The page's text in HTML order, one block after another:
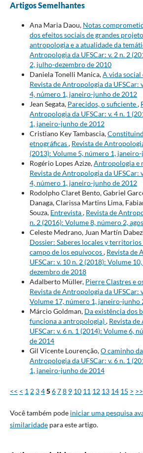
Artigos Semelhantes
Ana Maria Daou, Notas
dos efeitos sociais de grandes
antropologia e a atualidade da
Antropologia da UFSCar: v. 2 n. 2
2, julho-dezembro de 2010
Daniela Tonelli Manica,A vida social
Revista de Antropologia da UFSCar:
4, número 1, janeiro-junho de 2012
Jean Segata, Parecidos, o suficiente,
Antropologia da UFSCar: v. 4 n. 1
1, janeiro-junho de 2012
Cristiano Key Tambascia,
etnográficas, Revista de
(2013): Volume 5, número 1,
Rogério Lopes Azize,Antropologia e
Revista de Antropologia da UFSCar:
4, número 1, janeiro-junho de 2012
Rodolpho Claret Bento, Gabriel
Danaga, Clarissa Martins Lima,
Souza, Entrevista, Revista de
n. 2 (2016): Volume 8, número 2,
Celeste Medrano, Juan Martín
Dossier: Saberes locales y
campo de los equívocos, Revista de
UFSCar: v. 10 n. 2 (2018): Volume
dezembro de 2018
Adalberto Müller, Pierre Clastres e
Revista de Antropologia da UFSCar:
Volume 17, número 1, janeiro-junho
Márcio Goldman, Da existência dos
funciona a antropologia), Revista
UFSCar: v. 6 n. 1 (2014): Volume 6,
de 2014
Gil Vicente Lourenção,O caminho
Antropologia da UFSCar: v. 6 n. 1
1, janeiro-junho de 2014
<< < 1 2 345678 9 10 11 12 13 14 15 > >>
Você também pode iniciar uma pesquisa
similaridadepara este artigo.